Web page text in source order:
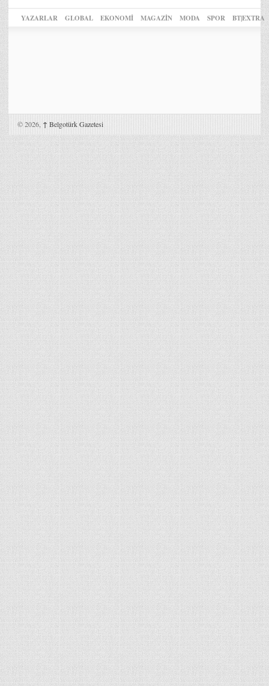
YAZARLAR GLOBAL EKONOMİ MAGAZİN MODA SPOR BT|EXTRA
© 2026, ↑ Belgotürk Gazetesi